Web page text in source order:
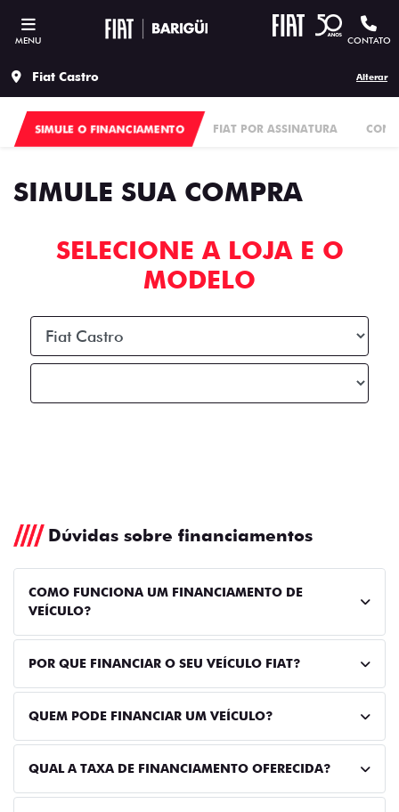
MENU CONTATO
Fiat Castro Alterar
SIMULE O FINANCIAMENTO FIAT POR ASSINATURA
SIMULE SUA COMPRA
SELECIONE A LOJA E O
MODELO
Dúvidas sobre financiamentos
COMO FUNCIONA UM FINANCIAMENTO DE
VEÍCULO?
POR QUE FINANCIAR O SEU VEÍCULO FIAT?
QUEM PODE FINANCIAR UM VEÍCULO?
QUAL A TAXA DE FINANCIAMENTO OFERECIDA?